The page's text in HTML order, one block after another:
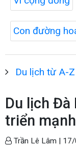
Con đường
Du lịch từ A-Z
Du lịch Đà
triển
Trần Lê Lâm |